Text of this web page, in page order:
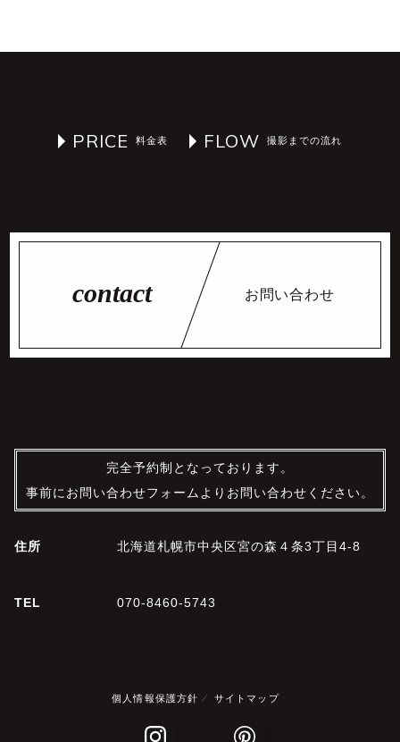
PRICE FLOW
お問い合わせ
完全予約制となっております。
事前にお問い合わせフォームよりお問い合わせください。
住所 北海道札幌市中央区宮の森４条3丁目4-8
TEL 070-8460-5743
個人情報保護方針 サイトマップ